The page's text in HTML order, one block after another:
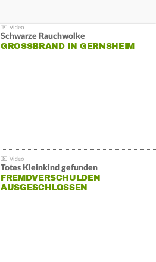
Schwarze Rauchwolke
GROSSBRAND IN GERNSHEIM
Totes Kleinkind gefunden
FREMDVERSCHULDEN
AUSGESCHLOSSEN